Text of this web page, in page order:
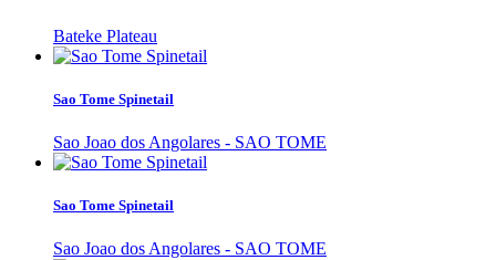
Bateke Plateau
Sao Tome Spinetail
Sao Joao dos Angolares - SAO TOME
Sao Tome Spinetail
Sao Joao dos Angolares - SAO TOME